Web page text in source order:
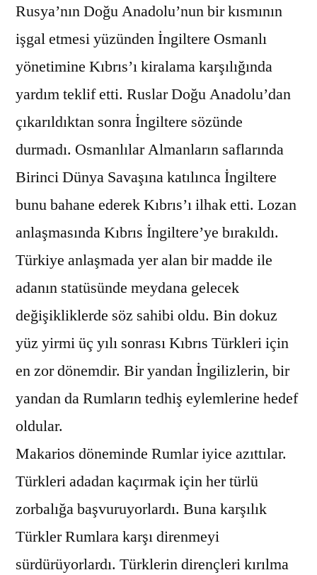
Rusya’nın Doğu Anadolu’nun bir kısmının
işgal etmesi yüzünden İngiltere Osmanlı
yönetimine Kıbrıs’ı kiralama karşılığında
yardım teklif etti. Ruslar Doğu Anadolu’dan
çıkarıldıktan sonra İngiltere sözünde
durmadı. Osmanlılar Almanların saflarında
Birinci Dünya Savaşına katılınca İngiltere
bunu bahane ederek Kıbrıs’ı ilhak etti. Lozan
anlaşmasında Kıbrıs İngiltere’ye bırakıldı.
Türkiye anlaşmada yer alan bir madde ile
adanın statüsünde meydana gelecek
değişikliklerde söz sahibi oldu. Bin dokuz
yüz yirmi üç yılı sonrası Kıbrıs Türkleri için
en zor dönemdir. Bir yandan İngilizlerin, bir
yandan da Rumların tedhiş eylemlerine hedef
oldular.
Makarios döneminde Rumlar iyice azıttılar.
Türkleri adadan kaçırmak için her türlü
zorbalığa başvuruyorlardı. Buna karşılık
Türkler Rumlara karşı direnmeyi
sürdürüyorlardı. Türklerin dirençleri kırılma